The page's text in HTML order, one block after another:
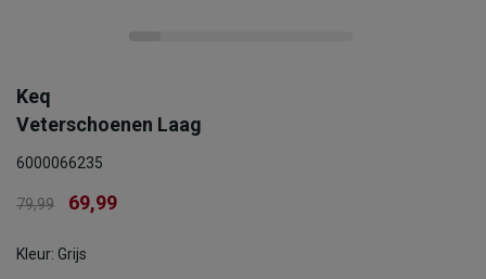
Keq
Veterschoenen Laag
6000066235
79,99 69,99
Kleur: Grijs